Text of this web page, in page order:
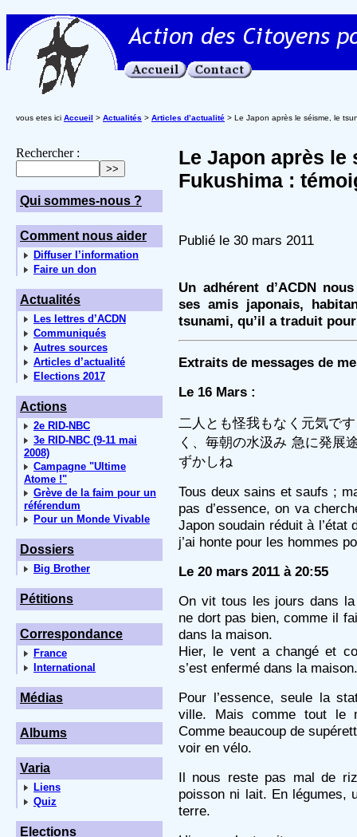
vous etes ici Accueil > Actualités > Articles d’actualité > Le Japon après le séisme, le
Rechercher :
Qui sommes-nous ?
Comment nous aider
Diffuser l’information
Faire un don
Actualités
Les lettres d’ACDN
Communiqués
Autres sources
Articles d’actualité
Elections 2017
Actions
2e RID-NBC
3e RID-NBC (9-11 mai
2008)
Campagne "Ultime
Atome !"
Grève de la faim pour un
référendum
Pour un Monde Vivable
Dossiers
Big Brother
Pétitions
Correspondance
France
International
Médias
Albums
Varia
Liens
Quiz
Elections
Le Japon après le
Fukushima :
Publié le 30 mars 2011
Un adhérent d’ACDN
ses amis japonais,
tsunami, qu’il a traduit
Extraits de messages de
Le 16 Mars :
二人とも怪我もなく元気で
く、毎朝の水汲み 急に発展
ずかしね
Tous deux sains et saufs ;
pas d’essence, on va
Japon soudain réduit à l’état
j’ai honte pour les hommes
Le 20 mars 2011 à 20:55
On vit tous les jours dans
ne dort pas bien, comme il
dans la maison.
Hier, le vent a changé et
s’est enfermé dans la maison.
Pour l’essence, seule la
ville. Mais comme tout le
Comme beaucoup de
voir en vélo.
Il nous reste pas mal de
poisson ni lait. En légumes,
terre.